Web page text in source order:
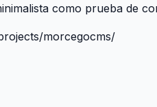
como prueba de
morcegocms/